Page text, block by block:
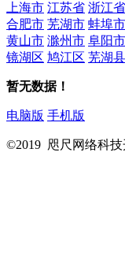
上海市 江苏省 浙江省
合肥市 芜湖市 蚌埠市
黄山市 滁州市 阜阳市
镜湖区 鸠江区 芜湖县
暂无数据！
电脑版 手机版
©2019 咫尺网络科技